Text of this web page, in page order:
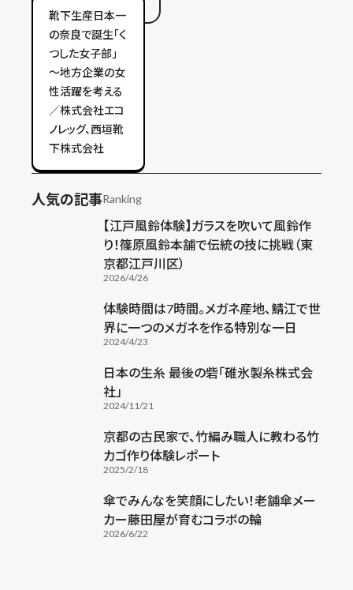
靴下生産日本一
の奈良で誕生「く
つした女子部」
～地方企業の女
性活躍を考える
／株式会社エコ
ノレッグ、西垣靴
下株式会社
人気の記事Ranking
【江戸風鈴体験】ガラスを吹いて風鈴作
り！篠原風鈴本舗で伝統の技に挑戦（東
京都江戸川区）
2026/4/26
体験時間は7時間。メガネ産地、鯖江で世
界に一つのメガネを作る特別な一日
2024/4/23
日本の生糸 最後の砦「碓氷製糸株式会
社」
2024/11/21
京都の古民家で、竹編み職人に教わる竹
カゴ作り体験レポート
2025/2/18
傘でみんなを笑顔にしたい！老舗傘メー
カー藤田屋が育むコラボの輪
2026/6/22